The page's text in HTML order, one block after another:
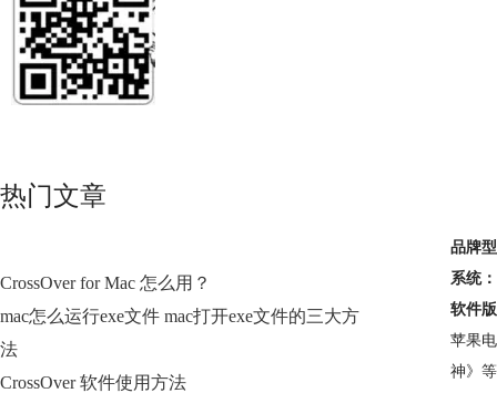
热门文章
CrossOver for Mac 怎么用？
mac怎么运行exe文件 mac打开exe文件的三大方
法
CrossOver 软件使用方法
品牌
系统：
软件
苹果
神》